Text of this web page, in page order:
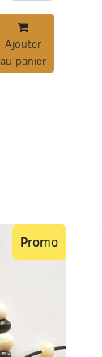
Ajouter
au panier
Promo